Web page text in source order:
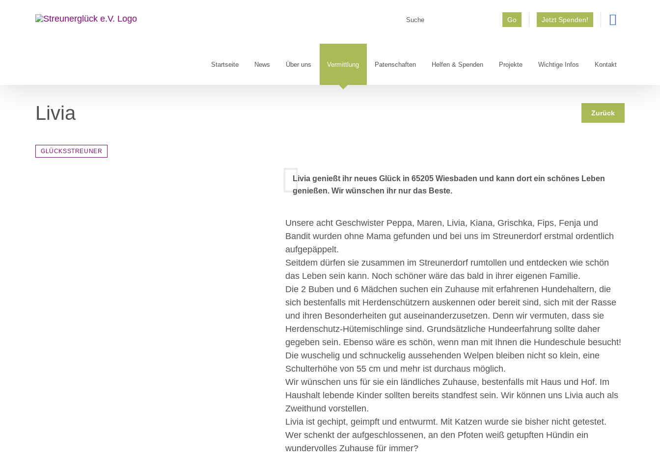
Go Jetzt Spenden!
Startseite News Über uns Vermittlung Patenschaften Helfen & Spenden Projekte Wichtige Infos Kontakt
Livia Zurück
GLÜCKSSTREUNER
Livia genießt ihr neues Glück in 65205 Wiesbaden und kann dort ein schönes Leben
genießen. Wir wünschen ihr nur das Beste.
Unsere acht Geschwister Peppa, Maren, Livia, Kiana, Grischka, Fips, Fenja und
Bandit wurden ohne Mama gefunden und bei uns im Streunerdorf erstmal ordentlich
aufgepäppelt.
Seitdem dürfen sie zusammen im Streunerdorf rumtollen und entdecken wie schön
das Leben sein kann. Noch schöner wäre das bald in ihrer eigenen Familie.
Die 2 Buben und 6 Mädchen suchen ein Zuhause mit erfahrenen Hundehaltern, die
sich bestenfalls mit Herdenschützern auskennen oder bereit sind, sich mit der Rasse
und ihren Besonderheiten gut auseinanderzusetzen. Denn wir vermuten, dass sie
Herdenschutz-Hütemischlinge sind. Grundsätzliche Hundeerfahrung sollte daher
gegeben sein. Ebenso wäre es schön, wenn man mit Ihnen die Hundeschule besucht!
Die wuschelig und schnuckelig aussehenden Welpen bleiben nicht so klein, eine
Schulterhöhe von 55 cm und mehr ist durchaus möglich.
Wir wünschen uns für sie ein ländliches Zuhause, bestenfalls mit Haus und Hof. Im
Haushalt lebende Kinder sollten bereits standfest sein. Wir können uns Livia auch als
Zweithund vorstellen.
Livia ist gechipt, geimpft und entwurmt. Mit Katzen wurde sie bisher nicht getestet.
Wer schenkt der aufgeschlossenen, an den Pfoten weiß getupften Hündin ein
wundervolles Zuhause für immer?